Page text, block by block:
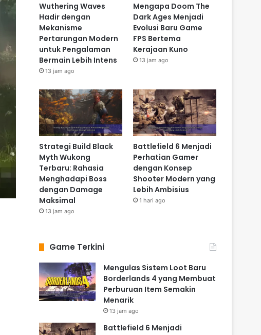
Wuthering Waves
Hadir dengan
Mekanisme
Pertarungan Modern
untuk Pengalaman
Bermain Lebih Intens
13 jam ago
Mengapa Doom The
Dark Ages Menjadi
Evolusi Baru Game
FPS Bertema
Kerajaan Kuno
13 jam ago
Strategi Build Black
Myth Wukong
Terbaru: Rahasia
Menghadapi Boss
dengan Damage
Maksimal
13 jam ago
Battlefield 6 Menjadi
Perhatian Gamer
dengan Konsep
Shooter Modern yang
Lebih Ambisius
1 hari ago
Game Terkini
Mengulas Sistem Loot Baru
Borderlands 4 yang Membuat
Perburuan Item Semakin
Menarik
13 jam ago
Battlefield 6 Menjadi